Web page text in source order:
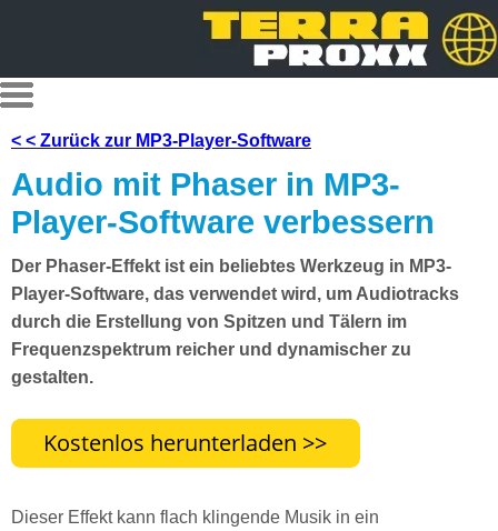
< < Zurück zur MP3-Player-Software
Audio mit Phaser in MP3-
Player-Software verbessern
Der Phaser-Effekt ist ein beliebtes Werkzeug in MP3-
Player-Software, das verwendet wird, um Audiotracks
durch die Erstellung von Spitzen und Tälern im
Frequenzspektrum reicher und dynamischer zu
gestalten.
Dieser Effekt kann flach klingende Musik in ein